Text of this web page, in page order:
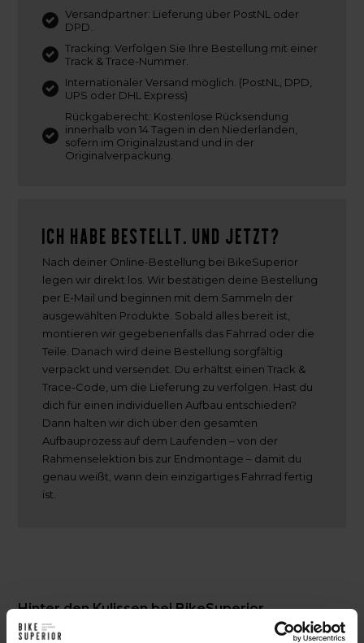
Versandpartner: Lieferung über PostNL oder
DPD.
Tracking: Verfolgen Sie Ihre Bestellung mit einer
Track & Trace-Nummer.
Internationaler Versand möglich. (PostNL, DPD,
UPS oder DHL Express)
Rückgaberecht: Kostenlose Rücksendung
innerhalb von 14 Tagen in den Niederlanden,
sofern im Originalzustand und in der
Originalverpackung.
Ich habe bestellt. Und jetzt?
Nach deiner Online-Bestellung bei BikeSuperior
legen wir direkt los. Wir bestätigen deine Bestellung
per E-Mail und beginnen mit dem Sammeln der
ausgewählten Produkte. Sobald alles bereit ist,
montieren wir gegebenenfalls das Fahrrad oder die
Teile. Danach wird deine Bestellung sorgfältig
verpackt und versendet. Du erhältst einen Track &
Trace-Code, um die Lieferung zu verfolgen. Hast du
dich für einen individuellen Aufbau entschieden?
Dann halten wir dich über den gesamten
Aufbauprozess auf dem Laufenden – von der
Rahmenselektion bis zur Endmontage – damit du
genau weißt, wann dein einzigartiges Fahrrad fertig
ist.
Hinter den Kulissen bei BikeSuperior
Der Lieferprozess